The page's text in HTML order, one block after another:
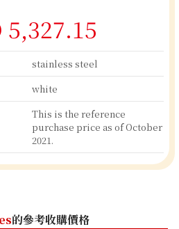
stainless steel
white
This is the reference
purchase price as of October
2021.
的參考收購價格